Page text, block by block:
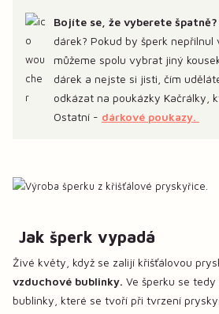
Bojíte se, že vyberete špatně?
dárek? Pokud by šperk nepřilnul
můžeme spolu vybrat jiný
dárek a nejste si jisti, čím
odkázat na poukázky Kačrálky,
Ostatní - dárkové poukazy.
Jak šperk vypadá
Živé květy, když se zalijí křišťálovou
vzduchové bublinky. Ve šperku se
bublinky, které se tvoří při tvrzení